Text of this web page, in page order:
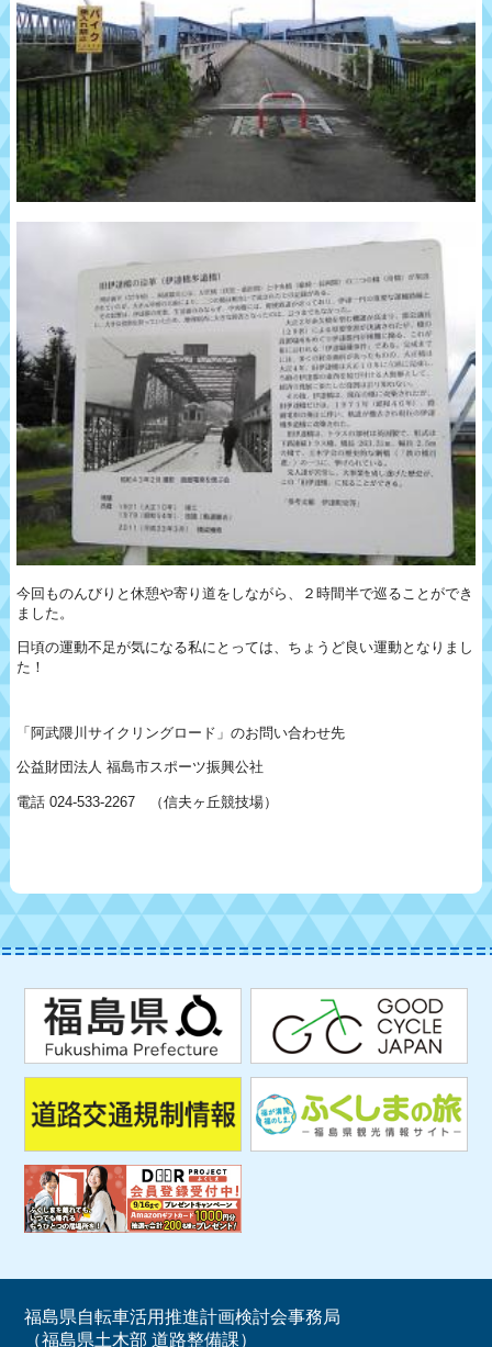
今回ものんびりと休憩や寄り道をしながら、２時間半で巡ることができ
ました。
日頃の運動不足が気になる私にとっては、ちょうど良い運動となりまし
た！
「阿武隈川サイクリングロード」のお問い合わせ先
公益財団法人 福島市スポーツ振興公社
電話 024-533-2267 （信夫ヶ丘競技場）
福島県自転車活用推進計画検討会事務局
（福島県土木部 道路整備課）